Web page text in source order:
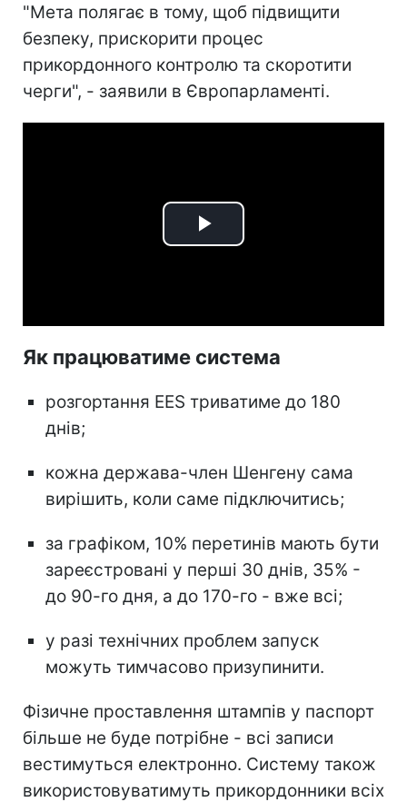
"Мета полягає в тому, щоб підвищити
безпеку, прискорити процес
прикордонного контролю та скоротити
черги", - заявили в Європарламенті.
Play
Як працюватиме система
розгортання EES триватиме до 180
днів;
кожна держава-член Шенгену сама
вирішить, коли саме підключитись;
за графіком, 10% перетинів мають бути
зареєстровані у перші 30 днів, 35% -
до 90-го дня, а до 170-го - вже всі;
у разі технічних проблем запуск
можуть тимчасово призупинити.
Фізичне проставлення штампів у паспорт
більше не буде потрібне - всі записи
вестимуться електронно. Систему також
використовуватимуть прикордонники всіх